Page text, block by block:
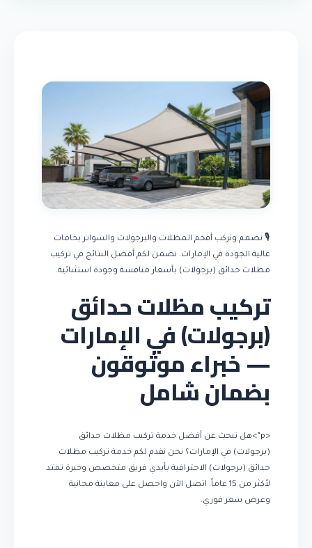
🎙️ نصمم ونركب أفخم المظلات والبرجولات والسواتر بخامات
عالية الجودة في الإمارات. نضمن لكم أفضل النتائج في تركيب
مظلات حدائق (برجولات) بأسعار منافسة وجودة استثنائية.
تركيب مظلات حدائق
(برجولات) في الإمارات
— خبراء موثوقون
بضمان شامل
<p”>هل تبحث عن أفضل خدمة تركيب مظلات حدائق
(برجولات) في الإمارات؟ نحن نقدم لكم خدمة تركيب مظلات
حدائق (برجولات) الاحترافية بأيدي فريق متخصص وخبرة تمتد
لأكثر من 15 عاماً. اتصل الآن واحصل على معاينة مجانية
وعرض سعر فوري.